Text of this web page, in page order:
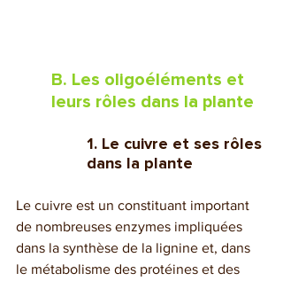
B. Les oligoéléments et
leurs rôles dans la plante
1. Le cuivre et ses rôles
dans la plante
Le cuivre est un constituant important
de nombreuses enzymes impliquées
dans la synthèse de la lignine et, dans
le métabolisme des protéines et des